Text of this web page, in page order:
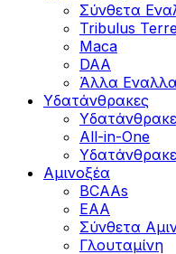
Σύνθετα
Tribulus
Maca
DAA
Άλλα
Υδατάνθρακες
All-in-One
Αμινοξέα
BCAAs
EAA
Σύνθετα
Γλουταμίνη